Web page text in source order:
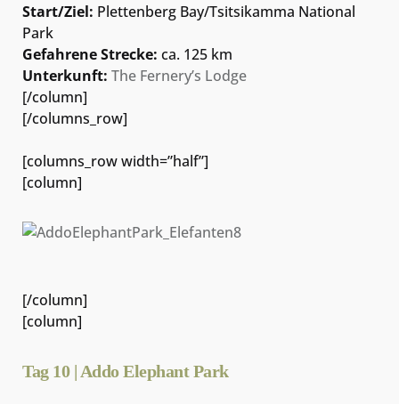
Start/Ziel: Plettenberg Bay/Tsitsikamma National
Park
Gefahrene Strecke: ca. 125 km
Unterkunft: The Fernery’s Lodge
[/column]
[/columns_row]
[columns_row width=”half”]
[column]
[/column]
[column]
Tag 10 | Addo Elephant Park